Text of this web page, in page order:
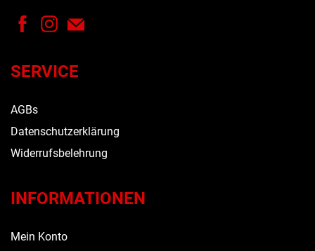
SERVICE
AGBs
Datenschutzerklärung
Widerrufsbelehrung
INFORMATIONEN
Mein Konto